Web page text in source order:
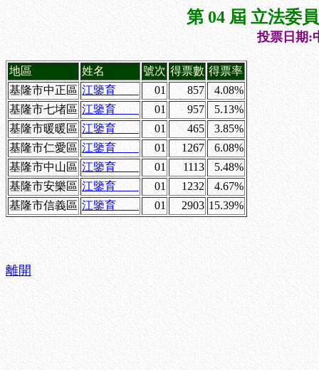
第 04 屆 立法委
投票日期:
地區 姓名 號次 得票數 得票率
基隆市中正區 江鑒育 01 857
4.08%
基隆市七堵區 江鑒育 01 957
5.13%
基隆市暖暖區 江鑒育 01 465
3.85%
基隆市仁愛區 江鑒育 01 1267
6.08%
基隆市中山區 江鑒育 01 1113
5.48%
基隆市安樂區 江鑒育 01 1232
4.67%
基隆市信義區 江鑒育 01 2903 15.39%
離開